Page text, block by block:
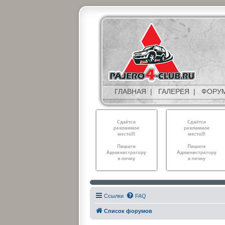
ГЛАВНАЯ | ГАЛЕРЕЯ |
Ссылки FAQ
Список форумов